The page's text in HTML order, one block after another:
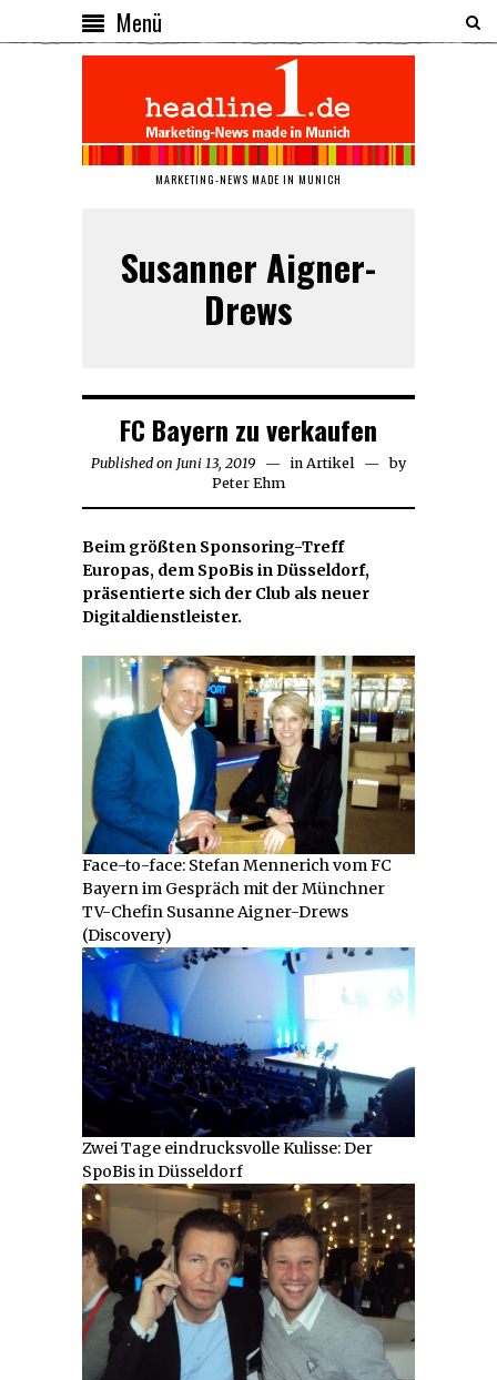
Menü
MARKETING-NEWS MADE IN MUNICH
Susanner Aigner-
Drews
FC Bayern zu verkaufen
Published on Juni 13, 2019 Juni
13,
2019
in Artikel
by
Peter Ehm
Beim größten Sponsoring-Treff
Europas, dem SpoBis in Düsseldorf,
präsentierte sich der Club als neuer
Digitaldienstleister.
Face-to-face: Stefan Mennerich vom FC
Bayern im Gespräch mit der Münchner
TV-Chefin Susanne Aigner-Drews
(Discovery)
Zwei Tage eindrucksvolle Kulisse: Der
SpoBis in Düsseldorf